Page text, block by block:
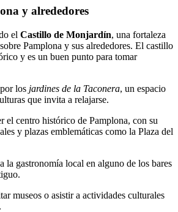
y alrededores
el Castillo de Monjardín, una fortaleza
Pamplona y sus alrededores. El castillo
y es un buen punto para tomar
los jardines de la Taconera, un espacio
que invita a relajarse.
el centro histórico de Pamplona, con su
y plazas emblemáticas como la Plaza del
la gastronomía local en alguno de los bares
museos o asistir a actividades culturales